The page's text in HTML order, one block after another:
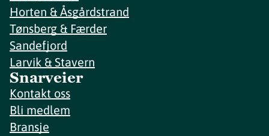
Horten & Åsgårdstrand
Tønsberg & Færder
Sandefjord
Larvik & Stavern
Snarveier
Kontakt oss
Bli medlem
Bransje